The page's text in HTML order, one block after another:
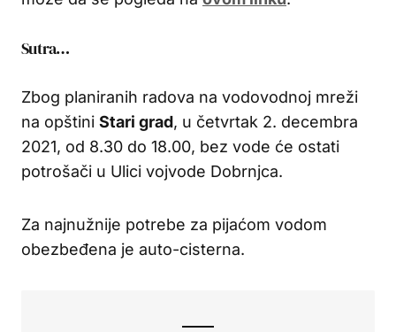
Sutra…
Zbog planiranih radova na vodovodnoj mreži
na opštini Stari grad, u četvrtak 2. decembra
2021, od 8.30 do 18.00, bez vode će ostati
potrošači u Ulici vojvode Dobrnjca.
Za najnužnije potrebe za pijaćom vodom
obezbeđena je auto-cisterna.